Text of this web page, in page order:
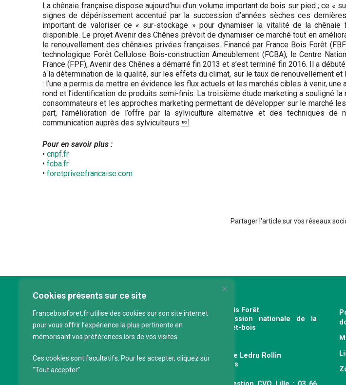
Cookies présents sur ce site
Franceboisforet.fr utilise des cookies sur son site internet
pour vous offrir l’expérience la plus pertinente en
mémorisant vos préférences lors de vos visites.
Ces cookies sont facultatifs. Pour les accepter, cliquez sur
"Tout accepter".
La chênaie française dispose aujourd’hui d’un volume important de bois sur pied ; ce
signes de dépérissement accentué par la succession d’années sèches ces
important de valoriser ce « sur-stockage » pour dynamiser la vitalité de la chênaie
disponible. Le projet Avenir des Chênes prévoit de dynamiser ce marché tout en
le renouvellement des chênaies privées françaises. Financé par France Bois Forêt
technologique Forêt Cellulose Bois-construction Ameublement (FCBA), le Centre
France (FPF), Avenir des Chênes a démarré fin 2013 et s’est terminé fin 2016. Il a
à la détermination de la qualité, sur les effets du climat, sur le taux de renouvellement
: l’une a permis de mettre en évidence les flux actuels et les marchés cibles à venir,
rond et l’identification de produits semi-finis. La troisième étude marketing a souligné
consommateurs et les approches marketing permettant de développer sur le marché
part, l’amélioration de l’offre par la sylviculture alternative et des techniques
communication auprès des sylviculteurs.
Pour en savoir plus :
• cnpf.fr
• fcba.fr
• foretpriveefrancaise.com
Partager l'article sur vos réseaux
France Bois Forêt
Interprofession nationale de la
filière forêt-bois
120 avenue Ledru Rollin
75011 Paris